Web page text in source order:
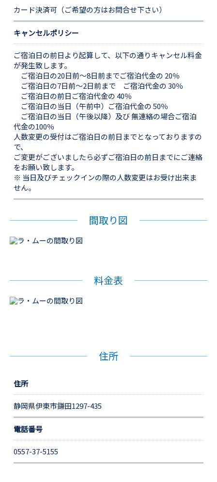
カード決済可（ご希望の方はお問合せ下さい）
キャンセルポリシー
ご宿泊日の前日より起算して、以下の通りキャンセル料金
が発生致します。
ご宿泊日の20日前～8日前までご宿泊代金の 20％
ご宿泊日の7日前～2日前まで ご宿泊代金の 30％
ご宿泊日の前日ご宿泊代金の 40％
ご宿泊日の当日（午前中）ご宿泊代金の 50％
ご宿泊日の当日（午後以降）及び 無連絡の場合ご宿泊
代金の100％
人数変更の受付はご宿泊日の前日までとなっておりますの
で、
ご変更がございましたら必ずご宿泊日の前日までにご連絡
をお願い致します。
※ 当日及びチェックインの際の人数変更はお受け出来ま
せん。
間取り図
料金表
住所
住所
静岡県伊東市鎌田1297-435
電話番号
0557-37-5155